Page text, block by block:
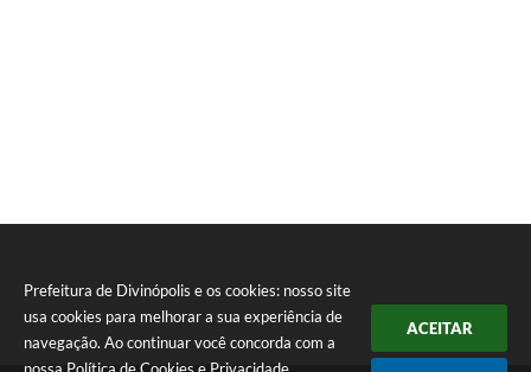
Prefeitura de Divinópolis e os cookies: nosso site
usa cookies para melhorar a sua experiência de
navegação. Ao continuar você concorda com a
ACEITAR